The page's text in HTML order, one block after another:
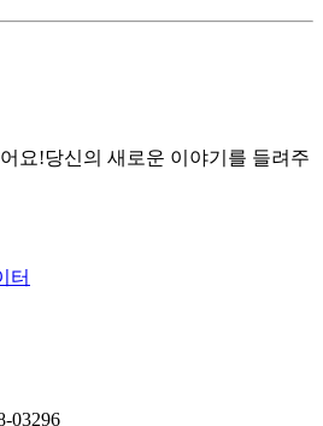
요!당신의 새로운 이야기를 들려주
터
03296